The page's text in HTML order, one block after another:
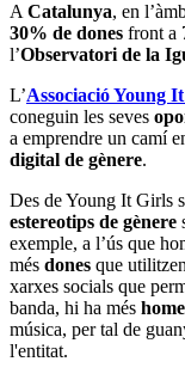
A Catalunya, en
30% de dones front a
l’Observatori de la
L’Associació Young
coneguin les seves
a emprendre un camí
digital de gènere.
Des de Young It Girls
estereotips de gènere
exemple, a l’ús que
més dones que
xarxes socials que
banda, hi ha més
música, per tal de
l'entitat.